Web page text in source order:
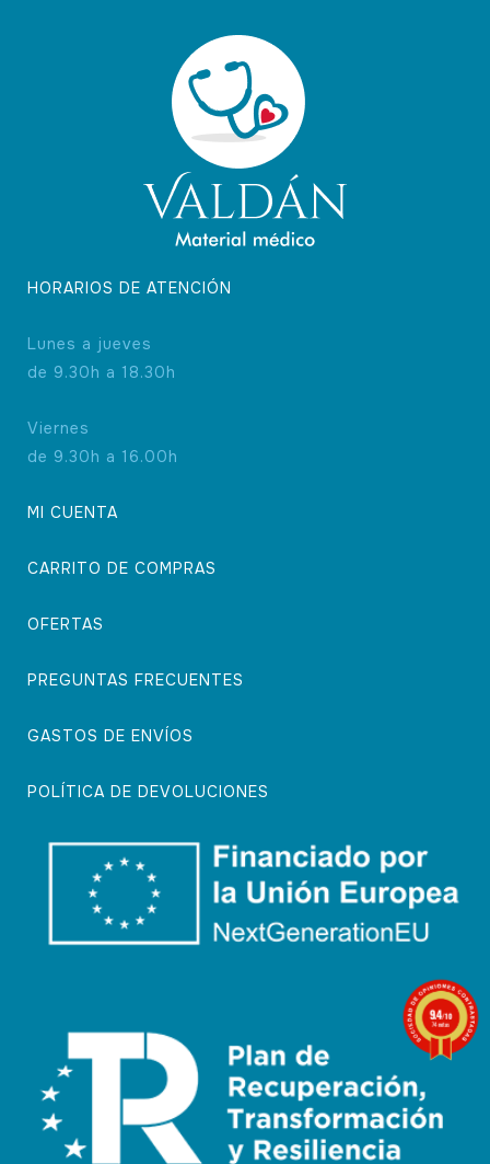
HORARIOS DE ATENCIÓN
Lunes a jueves
de 9.30h a 18.30h
Viernes
de 9.30h a 16.00h
MI CUENTA
CARRITO DE COMPRAS
OFERTAS
PREGUNTAS FRECUENTES
GASTOS DE ENVÍOS
POLÍTICA DE DEVOLUCIONES
9.4/10
74 notas